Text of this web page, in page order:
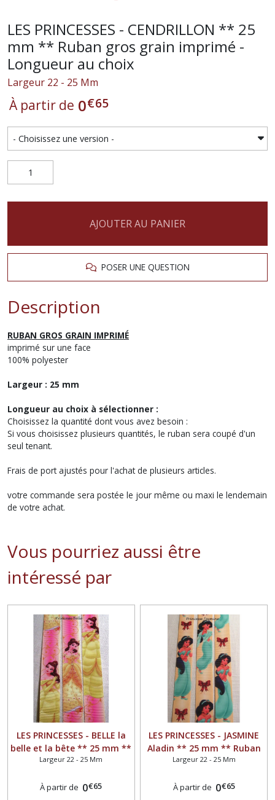
LES PRINCESSES - CENDRILLON ** 25
mm ** Ruban gros grain imprimé -
Longueur au choix
Largeur 22 - 25 Mm
À partir de 0€65
AJOUTER AU PANIER
POSER UNE QUESTION
Description
RUBAN GROS GRAIN IMPRIMÉ
imprimé sur une face
100% polyester
Largeur : 25 mm
Longueur au choix à sélectionner :
Choisissez la quantité dont vous avez besoin :
Si vous choisissez plusieurs quantités, le ruban sera coupé d'un
seul tenant.
Frais de port ajustés pour l'achat de plusieurs articles.
votre commande sera postée le jour même ou maxi le lendemain
de votre achat.
Vous pourriez aussi être
intéressé par
LES PRINCESSES - BELLE la
belle et la bête ** 25 mm **
Ruban gros grain imprimé -
Largeur 22 - 25 Mm
À partir de 0€65
LES PRINCESSES - JASMINE
Aladin ** 25 mm ** Ruban
gros grain imprimé -
Largeur 22 - 25 Mm
À partir de 0€65